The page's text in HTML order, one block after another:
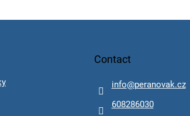
Contact
info@peranovak.cz
608286030